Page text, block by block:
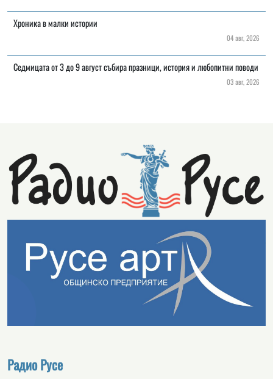
Хроника в малки истории
04 авг, 2026
Седмицата от 3 до 9 август събира празници, история и любопитни поводи
03 авг, 2026
Радио Русе